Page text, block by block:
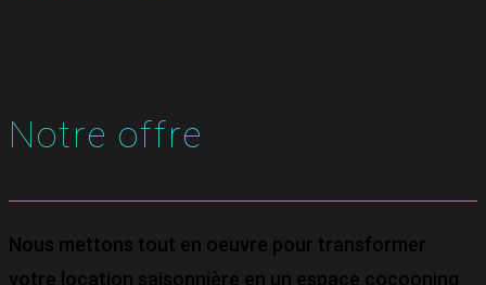
Notre offre
Nous mettons tout en oeuvre pour transformer
votre location saisonnière en un espace cocooning